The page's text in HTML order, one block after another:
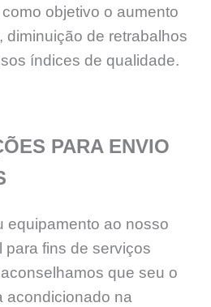
objetivo o aumento
diminuição de retrabalhos
índices de qualidade.
PARA ENVIO
equipamento ao nosso
para fins de serviços
que seu o
acondicionado na